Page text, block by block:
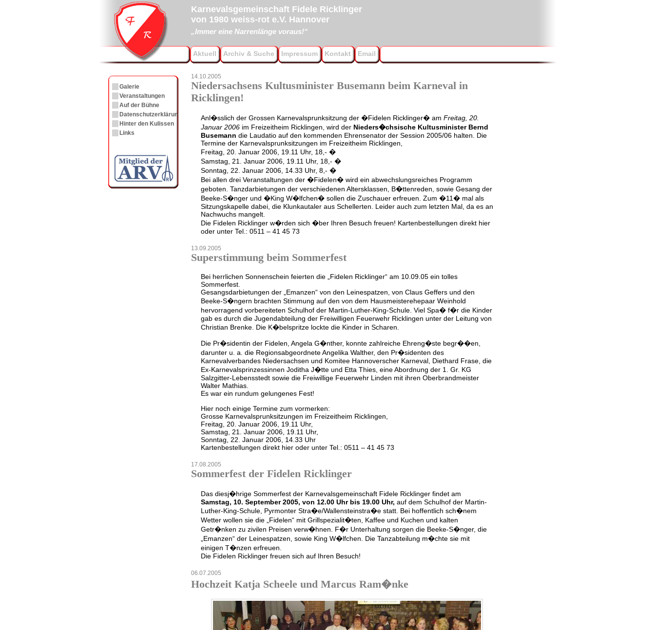
Karnevalsgemeinschaft Fidele Ricklinger
von 1980 weiss-rot e.V. Hannover
„Immer eine Narrenlänge voraus!“
Aktuell Archiv & Suche Impressum Kontakt Email
14.10.2005
Niedersachsens Kultusminister Busemann beim Karneval in
Ricklingen!
Anl�sslich der Grossen Karnevalsprunksitzung der �Fidelen Ricklinger� am Freitag, 20.
Januar 2006 im Freizeitheim Ricklingen, wird der Nieders�chsische Kultusminister Bernd
Busemann die Laudatio auf den kommenden Ehrensenator der Session 2005/06 halten. Die
Termine der Karnevalsprunksitzungen im Freizeitheim Ricklingen,
Freitag, 20. Januar 2006, 19.11 Uhr, 18,- �
Samstag, 21. Januar 2006, 19.11 Uhr, 18,- �
Sonntag, 22. Januar 2006, 14.33 Uhr, 8,- �
Bei allen drei Veranstaltungen der �Fidelen� wird ein abwechslungsreiches Programm
geboten. Tanzdarbietungen der verschiedenen Altersklassen, B�ttenreden, sowie Gesang der
Beeke-S�nger und �King W�lfchen� sollen die Zuschauer erfreuen. Zum �11� mal als
Sitzungskapelle dabei, die Klunkautaler aus Schellerten. Leider auch zum letzten Mal, da es an
Nachwuchs mangelt.
Die Fidelen Ricklinger w�rden sich �ber Ihren Besuch freuen! Kartenbestellungen direkt hier
oder unter Tel.: 0511 – 41 45 73
13.09.2005
Superstimmung beim Sommerfest
Bei herrlichen Sonnenschein feierten die „Fidelen Ricklinger“ am 10.09.05 ein tolles
Sommerfest.
Gesangsdarbietungen der „Emanzen“ von den Leinespatzen, von Claus Geffers und den
Beeke-S�ngern brachten Stimmung auf den von dem Hausmeisterehepaar Weinhold
hervorragend vorbereiteten Schulhof der Martin-Luther-King-Schule. Viel Spa� f�r die Kinder
gab es durch die Jugendabteilung der Freiwilligen Feuerwehr Ricklingen unter der Leitung von
Christian Brenke. Die K�belspritze lockte die Kinder in Scharen.
Die Pr�sidentin der Fidelen, Angela G�nther, konnte zahlreiche Ehreng�ste begr��en,
darunter u. a. die Regionsabgeordnete Angelika Walther, den Pr�sidenten des
Karnevalverbandes Niedersachsen und Komitee Hannoverscher Karneval, Diethard Frase, die
Ex-Karnevalsprinzessinnen Joditha J�tte und Etta Thies, eine Abordnung der 1. Gr. KG
Salzgitter-Lebensstedt sowie die Freiwillige Feuerwehr Linden mit ihren Oberbrandmeister
Walter Mathias.
Es war ein rundum gelungenes Fest!
Hier noch einige Termine zum vormerken:
Grosse Karnevalsprunksitzungen im Freizeitheim Ricklingen,
Freitag, 20. Januar 2006, 19.11 Uhr,
Samstag, 21. Januar 2006, 19.11 Uhr,
Sonntag, 22. Januar 2006, 14.33 Uhr
Kartenbestellungen direkt hier oder unter Tel.: 0511 – 41 45 73
17.08.2005
Sommerfest der Fidelen Ricklinger
Das diesj�hrige Sommerfest der Karnevalsgemeinschaft Fidele Ricklinger findet am
Samstag, 10. September 2005, von 12.00 Uhr bis 19.00 Uhr, auf dem Schulhof der Martin-
Luther-King-Schule, Pyrmonter Stra�e/Wallensteinstra�e statt. Bei hoffentlich sch�nem
Wetter wollen sie die „Fidelen“ mit Grillspezialit�ten, Kaffee und Kuchen und kalten
Getr�nken zu zivilen Preisen verw�hnen. F�r Unterhaltung sorgen die Beeke-S�nger, die
„Emanzen“ der Leinespatzen, sowie King W�lfchen. Die Tanzabteilung m�chte sie mit
einigen T�nzen erfreuen.
Die Fidelen Ricklinger freuen sich auf Ihren Besuch!
06.07.2005
Hochzeit Katja Scheele und Marcus Ram�nke
Galerie
Veranstaltungen
Auf der Bühne
Datenschutzerklärung
Hinter den Kulissen
Links